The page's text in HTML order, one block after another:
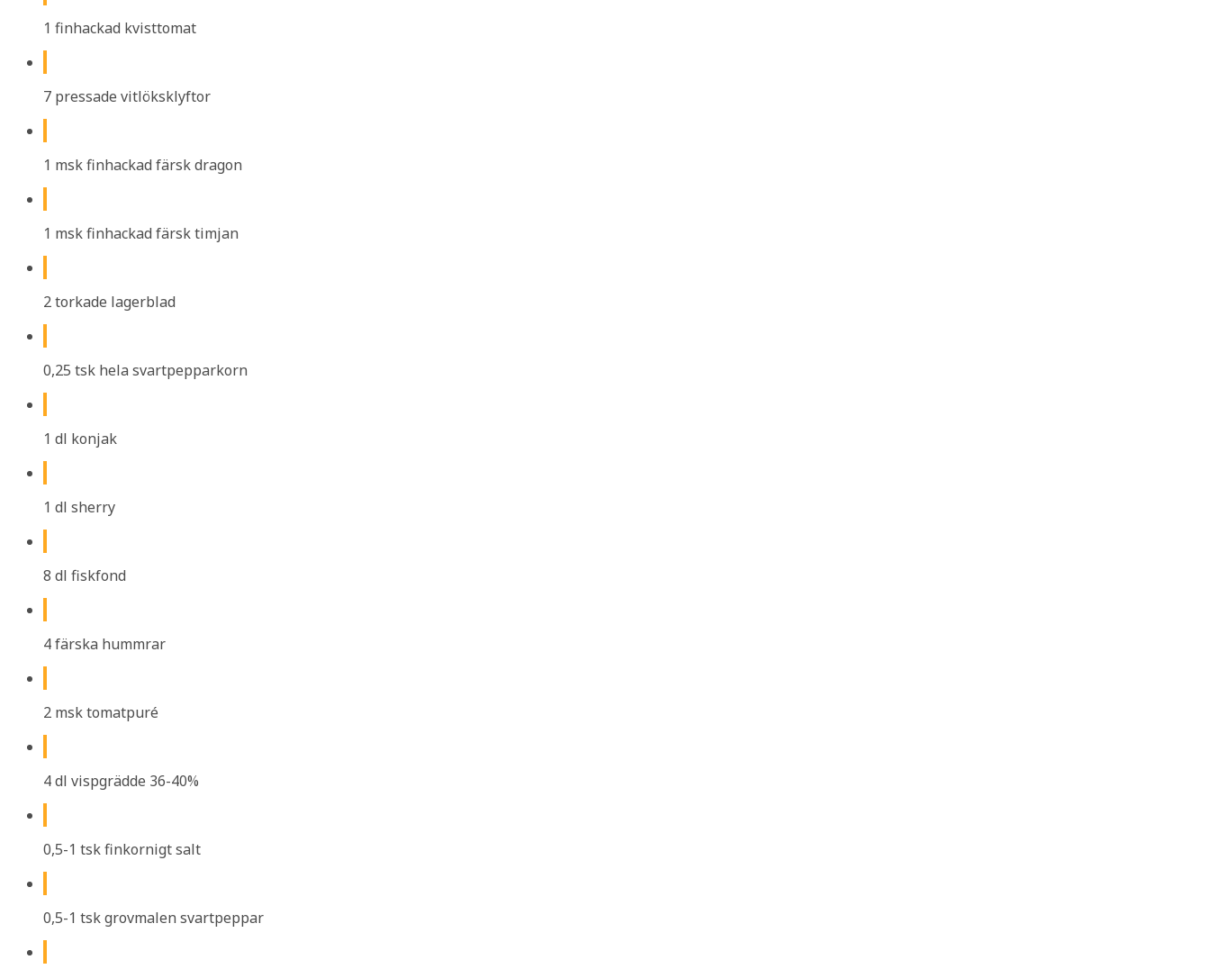
1 finhackad kvisttomat
7 pressade vitlöksklyftor
1 msk finhackad färsk dragon
1 msk finhackad färsk timjan
2 torkade lagerblad
0,25 tsk hela svartpepparkorn
1 dl konjak
1 dl sherry
8 dl fiskfond
4 färska hummrar
2 msk tomatpuré
4 dl vispgrädde 36-40%
0,5-1 tsk finkornigt salt
0,5-1 tsk grovmalen svartpeppar